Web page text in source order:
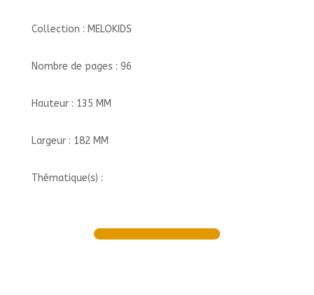
Collection : MELOKIDS
Nombre de pages : 96
Hauteur : 135 MM
Largeur : 182 MM
Thématique(s) :